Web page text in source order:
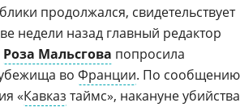
продолжался, свидетельствует
недели назад главный редактор
Роза Мальсгова попросила
во Франции. По сообщению
«Кавказ таймс», накануне убийства